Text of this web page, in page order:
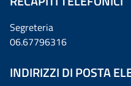
Segreteria
06.67796316
INDIRIZZI DI POSTA